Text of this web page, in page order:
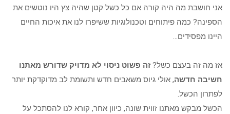
אני חושבת מה היה קורה אם כל כשל קטן שהיה צץ היו נוטשים את
הספינה? כמה פיתוחים וטכנולוגיות ששיפרו לנו את איכות החיים
היינו מפסידים…
אז מה זה בעצם כשל?זה פשוט ניסוי לא מדויק שדורש מאתנו
חשיבה חדשה, אולי גיוס משאבים חדש ותשומת לב מדוקדקת יותר
לפתרון הכשל.
הכשל מבקש מאתנו זווית שונה, כיוון אחר, קורא לנו להסתכל על